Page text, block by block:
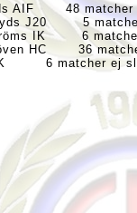
AIF 48
J20 5
IK 6
HC 36
IK 6 matcher ej
CALLE